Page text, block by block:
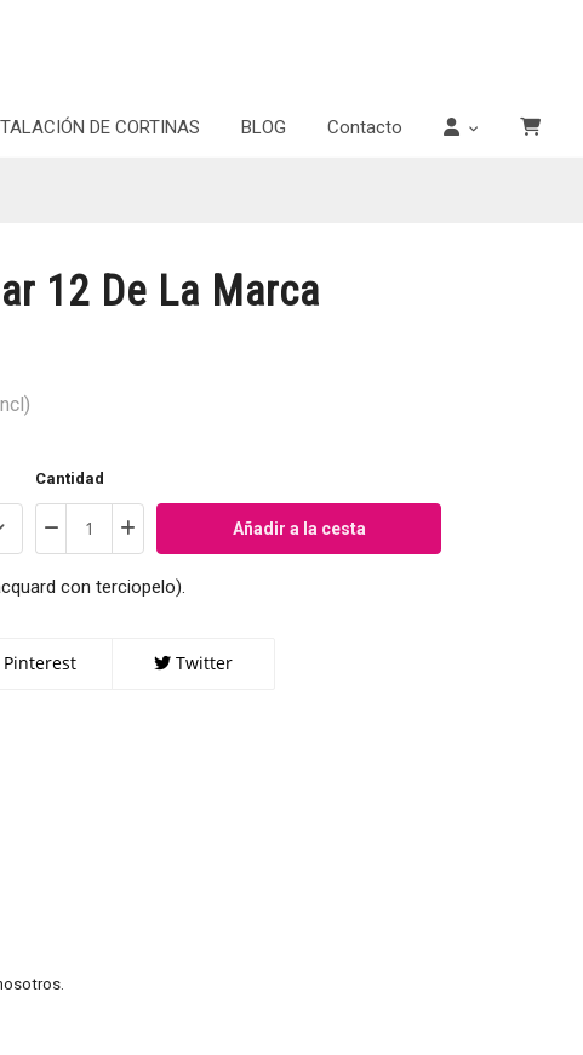
DE CORTINAS BLOG Contacto
12 De La Marca
Cantidad
Añadir a la cesta
con terciopelo).
Pinterest Twitter